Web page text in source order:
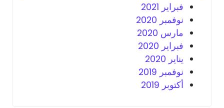
فبراير 2021
نوفمبر 2020
مارس 2020
فبراير 2020
يناير 2020
نوفمبر 2019
أكتوبر 2019